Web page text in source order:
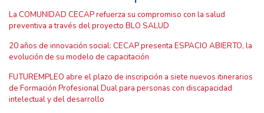
La COMUNIDAD CECAP refuerza su compromiso con la salud
preventiva a través del proyecto BLO SALUD
20 años de innovación social: CECAP presenta ESPACIO ABIERTO, la
evolución de su modelo de capacitación
FUTUREMPLEO abre el plazo de inscripción a siete nuevos itinerarios
de Formación Profesional Dual para personas con discapacidad
intelectual y del desarrollo